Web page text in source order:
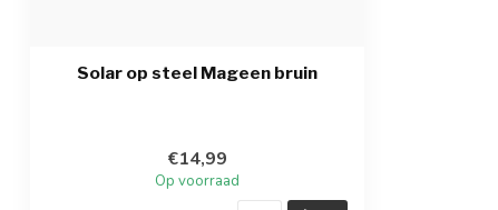
Solar op steel Mageen bruin
€14,99
Op voorraad